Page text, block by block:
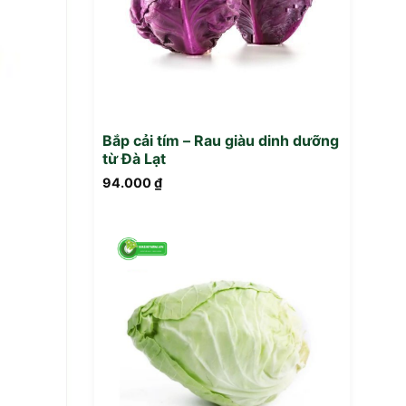
Bắp cải tím – Rau giàu dinh dưỡng
từ Đà Lạt
94.000₫